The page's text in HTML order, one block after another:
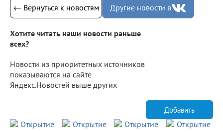
← Вернуться к новостям Другие новости в
Хотите читать наши новости раньше
всех?
Новости из приоритетных источников
показываются на сайте
Яндекс.Новостей выше других
Добавить